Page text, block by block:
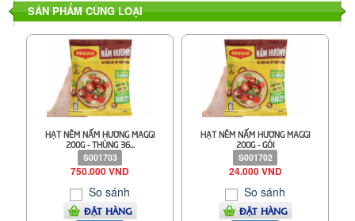
SẢN PHẨM CÙNG LOẠI
HẠT NÊM NẤM HƯƠNG MAGGI
200G - THÙNG 36...
S001703
750.000 VND
So sánh
ĐẶT HÀNG
HẠT NÊM NẤM HƯƠNG MAGGI
200G - GÓI
S001702
24.000 VND
So sánh
ĐẶT HÀNG